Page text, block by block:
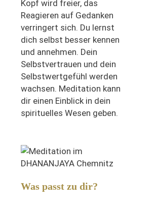
Kopf wird freier, das
Reagieren auf Gedanken
verringert sich. Du lernst
dich selbst besser kennen
und annehmen. Dein
Selbstvertrauen und dein
Selbstwertgefühl werden
wachsen. Meditation kann
dir einen Einblick in dein
spirituelles Wesen geben.
Was passt zu dir?